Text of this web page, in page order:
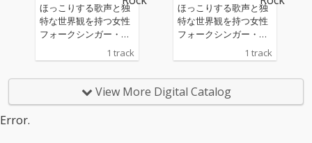
ほっこりする歌声と独
特な世界観を持つ女性
フォークシンガー・モ
康的でクセになる脱力
ド、2年ぶりの渾身
作！ 星野源のラジオ番
1 track
ほっこりする歌声と独
特な世界観を持つ女性
フォークシンガー・モ
テギスミス率いる、健
康的でクセになる脱力
ド、2年ぶりの渾身
作！ 星野源のラジオ番
1 track
View More Digital Catalog
Error.